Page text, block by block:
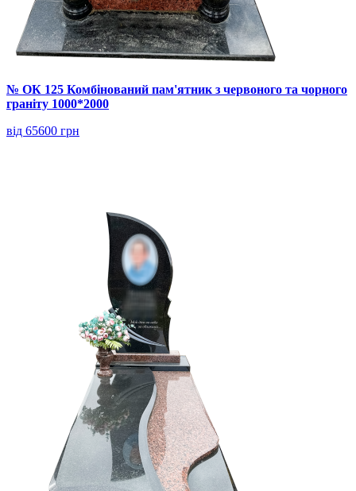
№ ОК 125 Комбінований пам'ятник з червоного та чорного
граніту 1000*2000
від 65600 грн